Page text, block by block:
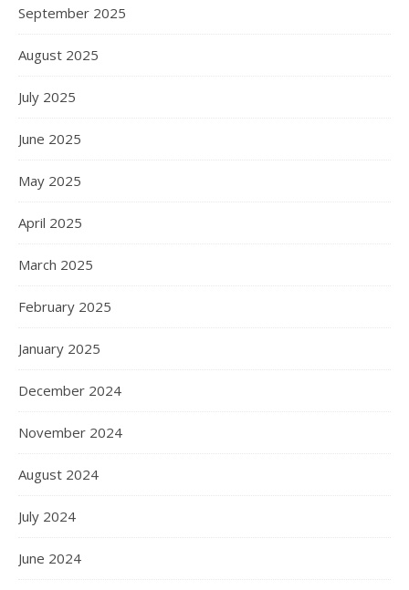
September 2025
August 2025
July 2025
June 2025
May 2025
April 2025
March 2025
February 2025
January 2025
December 2024
November 2024
August 2024
July 2024
June 2024